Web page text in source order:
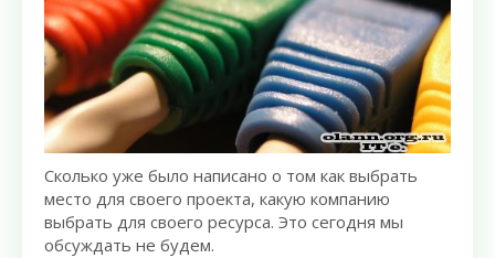
Сколько уже было написано о том как выбрать
место для своего проекта, какую компанию
выбрать для своего ресурса. Это сегодня мы
обсуждать не будем.